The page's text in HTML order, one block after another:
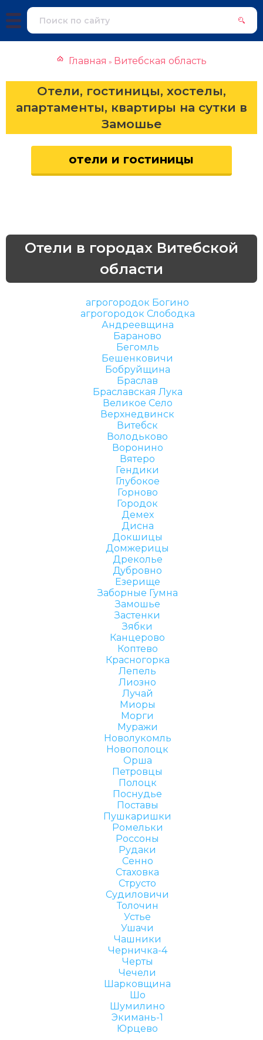
Главная » Витебская область
Отели, гостиницы, хостелы,
апартаменты, квартиры на сутки в
Замошье
отели и гостиницы
Отели в городах Витебской
области
агрогородок Богино
агрогородок Слободка
Андреевщина
Бараново
Бегомль
Бешенковичи
Бобруйщина
Браслав
Браславская Лука
Великое Село
Верхнедвинск
Витебск
Володьково
Воронино
Вятеро
Гендики
Глубокое
Горново
Городок
Демех
Дисна
Докшицы
Домжерицы
Дреколье
Дубровно
Езерище
Заборные Гумна
Замошье
Застенки
Зябки
Канцерово
Коптево
Красногорка
Лепель
Лиозно
Лучай
Миоры
Морги
Муражи
Новолукомль
Новополоцк
Орша
Петровцы
Полоцк
Поснудье
Поставы
Пушкаришки
Ромельки
Россоны
Рудаки
Сенно
Стаховка
Струсто
Судиловичи
Толочин
Устье
Ушачи
Чашники
Черничка-4
Черты
Чечели
Шарковщина
Шо
Шумилино
Экимань-1
Юрцево